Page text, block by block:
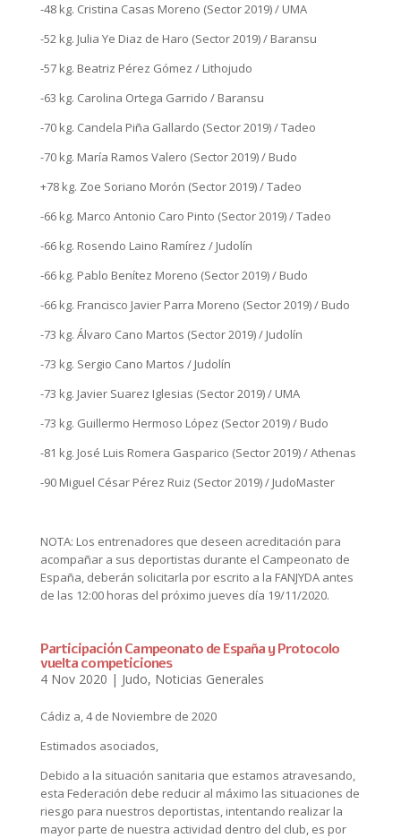
-48 kg. Cristina Casas Moreno (Sector 2019) / UMA
-52 kg. Julia Ye Diaz de Haro (Sector 2019) / Baransu
-57 kg. Beatriz Pérez Gómez / Lithojudo
-63 kg. Carolina Ortega Garrido / Baransu
-70 kg. Candela Piña Gallardo (Sector 2019) / Tadeo
-70 kg. María Ramos Valero (Sector 2019) / Budo
+78 kg. Zoe Soriano Morón (Sector 2019) / Tadeo
-66 kg. Marco Antonio Caro Pinto (Sector 2019) / Tadeo
-66 kg. Rosendo Laino Ramírez / Judolín
-66 kg. Pablo Benítez Moreno (Sector 2019) / Budo
-66 kg. Francisco Javier Parra Moreno (Sector 2019) / Budo
-73 kg. Álvaro Cano Martos (Sector 2019) / Judolín
-73 kg. Sergio Cano Martos / Judolín
-73 kg. Javier Suarez Iglesias (Sector 2019) / UMA
-73 kg. Guillermo Hermoso López (Sector 2019) / Budo
-81 kg. José Luis Romera Gasparico (Sector 2019) / Athenas
-90 Miguel César Pérez Ruiz (Sector 2019) / JudoMaster
NOTA: Los entrenadores que deseen acreditación para
acompañar a sus deportistas durante el Campeonato de
España, deberán solicitarla por escrito a la FANJYDA antes
de las 12:00 horas del próximo jueves día 19/11/2020.
Participación Campeonato de España y Protocolo
vuelta competiciones
4 Nov 2020 | Judo, Noticias Generales
Cádiz a, 4 de Noviembre de 2020
Estimados asociados,
Debido a la situación sanitaria que estamos atravesando,
esta Federación debe reducir al máximo las situaciones de
riesgo para nuestros deportistas, intentando realizar la
mayor parte de nuestra actividad dentro del club, es por